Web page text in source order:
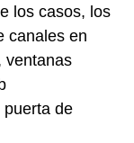
los casos, los
canales en
ventanas
puerta de